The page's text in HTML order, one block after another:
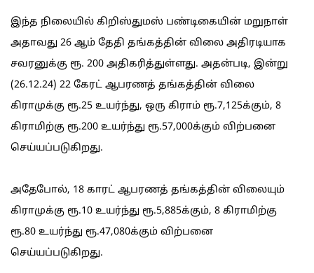
இந்த நிலையில் கிறிஸ்துமஸ் பண்டிகையின் மறுநாள்
அதாவது 26 ஆம் தேதி தங்கத்தின் விலை அதிரடியாக
சவரனுக்கு ரூ. 200 அதிகரித்துள்ளது. அதன்படி, இன்று
(26.12.24) 22 கேரட் ஆபரணத் தங்கத்தின் விலை
கிராமுக்கு ரூ.25 உயர்ந்து, ஒரு கிராம் ரூ.7,125க்கும், 8
கிராமிற்கு ரூ.200 உயர்ந்து ரூ.57,000க்கும் விற்பனை
செய்யப்படுகிறது.
அதேபோல், 18 காரட் ஆபரணத் தங்கத்தின் விலையும்
கிராமுக்கு ரூ.10 உயர்ந்து ரூ.5,885க்கும், 8 கிராமிற்கு
ரூ.80 உயர்ந்து ரூ.47,080க்கும் விற்பனை
செய்யப்படுகிறது.